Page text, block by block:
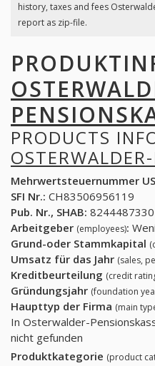
history, taxes and fees
report as zip-file.
PRODUCTS
Mehrwertsteuernummer
SFI Nr.: CH83506956119
Pub. Nr., SHAB: 8244487330
Arbeitgeber (employees):
Grund-oder Stammkapital
Umsatz für das Jahr (sales,
Kreditbeurteilung (credit
Gründungsjahr (foundation
Haupttyp der Firma (main
In Osterwalder-
nicht gefunden
Produktkategorie (product